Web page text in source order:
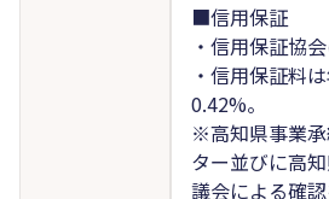
■信用保証
・信用保証協
・信用保証料
0.42%。
※高知県事業
ター並びに高
議会による確